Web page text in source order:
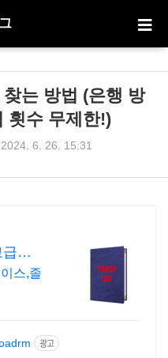
는 방법 (은행 방
횟수 무제한!)
2024. 6. 26. 15:31
스
스,졸
광고